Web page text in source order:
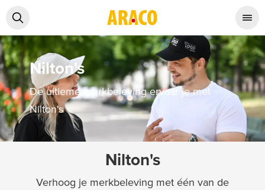
Nilton's
De ultieme merkbeleving ervaar je met
Nilton's
Nilton's
Verhoog je merkbeleving met één van de